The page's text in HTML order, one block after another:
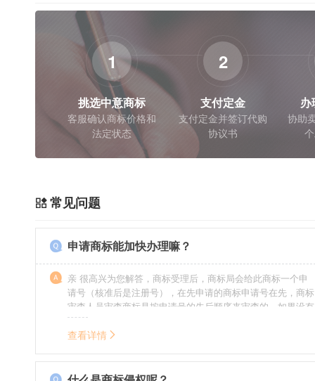
1
挑选中意商标
客服确认商标价格和
法定状态
2
支付定金
支付定金并签订代购
协议书
办
协助
常见问题
申请商标能加快办理嘛？
亲 很高兴为您解答，商标受理后，商标局会给此商标一个申
请号（核准后是注册号），在先申请的商标申请号在先，商标
审查人员审查商标是按申请号的先后顺序来审查的，如果没有
特殊情况（受理案件需要，被异议等），不会延迟也不会提
前。
查看详情